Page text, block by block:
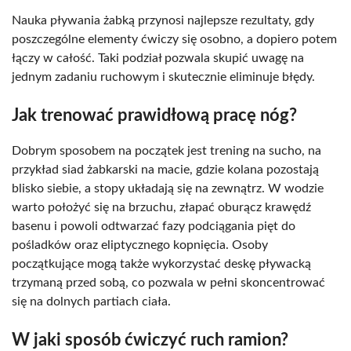
Nauka pływania żabką przynosi najlepsze rezultaty, gdy
poszczególne elementy ćwiczy się osobno, a dopiero potem
łączy w całość. Taki podział pozwala skupić uwagę na
jednym zadaniu ruchowym i skutecznie eliminuje błędy.
Jak trenować prawidłową pracę nóg?
Dobrym sposobem na początek jest trening na sucho, na
przykład siad żabkarski na macie, gdzie kolana pozostają
blisko siebie, a stopy układają się na zewnątrz. W wodzie
warto położyć się na brzuchu, złapać oburącz krawędź
basenu i powoli odtwarzać fazy podciągania pięt do
pośladków oraz eliptycznego kopnięcia. Osoby
początkujące mogą także wykorzystać deskę pływacką
trzymaną przed sobą, co pozwala w pełni skoncentrować
się na dolnych partiach ciała.
W jaki sposób ćwiczyć ruch ramion?